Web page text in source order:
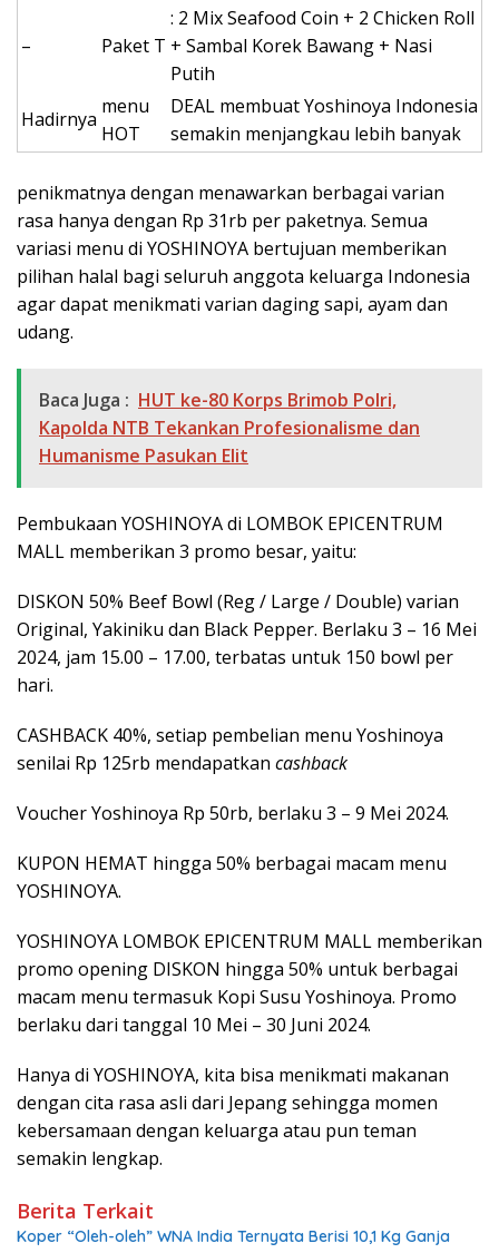
– Paket T
: 2 Mix Seafood Coin + 2 Chicken Roll
+ Sambal Korek Bawang + Nasi
Putih
Hadirnya
menu
HOT
DEAL membuat Yoshinoya Indonesia
semakin menjangkau lebih banyak
penikmatnya dengan menawarkan berbagai varian
rasa hanya dengan Rp 31rb per paketnya. Semua
variasi menu di YOSHINOYA bertujuan memberikan
pilihan halal bagi seluruh anggota keluarga Indonesia
agar dapat menikmati varian daging sapi, ayam dan
udang.
Baca Juga : HUT ke-80 Korps Brimob Polri,
Kapolda NTB Tekankan Profesionalisme dan
Humanisme Pasukan Elit
Pembukaan YOSHINOYA di LOMBOK EPICENTRUM
MALL memberikan 3 promo besar, yaitu:
DISKON 50% Beef Bowl (Reg / Large / Double) varian
Original, Yakiniku dan Black Pepper. Berlaku 3 – 16 Mei
2024, jam 15.00 – 17.00, terbatas untuk 150 bowl per
hari.
CASHBACK 40%, setiap pembelian menu Yoshinoya
senilai Rp 125rb mendapatkan cashback
Voucher Yoshinoya Rp 50rb, berlaku 3 – 9 Mei 2024.
KUPON HEMAT hingga 50% berbagai macam menu
YOSHINOYA.
YOSHINOYA LOMBOK EPICENTRUM MALL memberikan
promo opening DISKON hingga 50% untuk berbagai
macam menu termasuk Kopi Susu Yoshinoya. Promo
berlaku dari tanggal 10 Mei – 30 Juni 2024.
Hanya di YOSHINOYA, kita bisa menikmati makanan
dengan cita rasa asli dari Jepang sehingga momen
kebersamaan dengan keluarga atau pun teman
semakin lengkap.
Berita Terkait
Koper “Oleh-oleh” WNA India Ternyata Berisi 10,1 Kg Ganja